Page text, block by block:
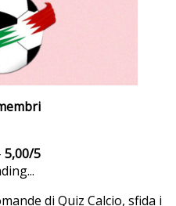
5,00/5
di Quiz Calcio, sfida i